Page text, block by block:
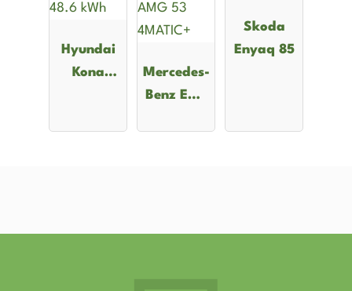
Hyundai
Kona
Mercedes-
Benz EQE
Skoda
Enyaq 85